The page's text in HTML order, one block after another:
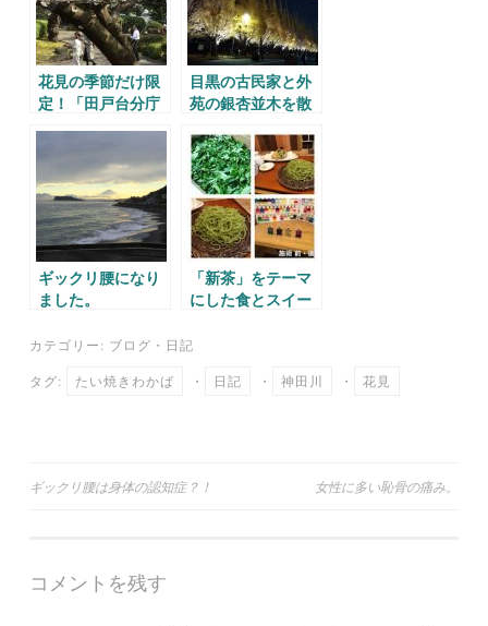
花見の季節だけ限
定！「田戸台分庁
目黒の古民家と外
苑の銀杏並木を散
ギックリ腰になり
ました。
「新茶」をテーマ
にした食とスイー
カテゴリー: ブログ ・ 日記
タグ: たい焼きわかば ・ 日記 ・ 神田川 ・ 花見
投
ビ
ギックリ腰は身体の認知症？！ 女性に多い恥骨の痛み。
コメントを残す